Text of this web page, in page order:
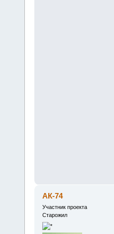
АК-74
Участник проекта
Старожил